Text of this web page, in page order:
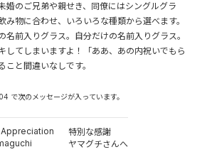
婚のご兄弟や親せき、同僚にはシングルグラ
み物に合わせ、いろいろな種類から選べます。
名前入りグラス。自分だけの名前入りグラス。
してしまいますよ！「ああ、あの内祝いでもら
こと間違いなしです。
で次のメッセージが入っています。
特別な感謝
ヤマグチさんへ